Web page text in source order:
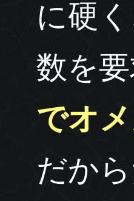
に硬
数を
でオ
だか